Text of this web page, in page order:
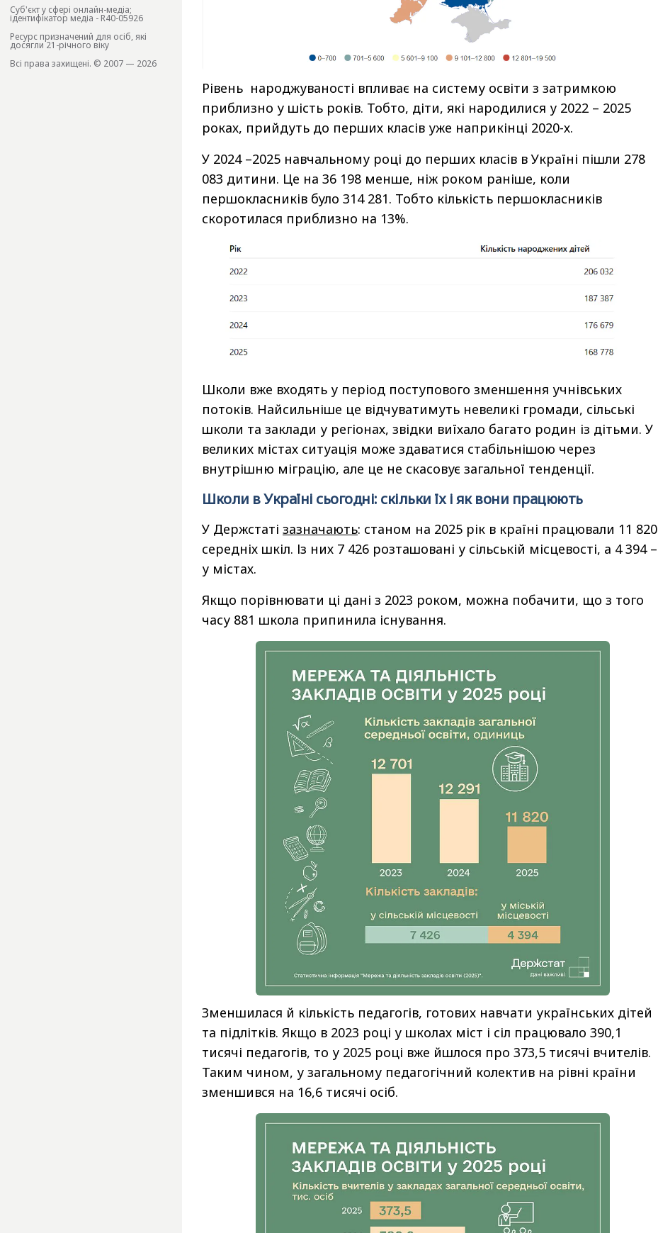
Cуб'єкт у сфері онлайн-медіа;
ідентифікатор медіа - R40-05926
Ресурс призначений для осіб, які
досягли 21-річного віку
Всі права захищені. © 2007 — 2026
Рівень народжуваності впливає на систему освіти з затримкою
приблизно у шість років. Тобто, діти, які народилися у 2022 – 2025
роках, прийдуть до перших класів уже наприкінці 2020-х.
У 2024 –2025 навчальному році до перших класів в Україні пішли 278
083 дитини. Це на 36 198 менше, ніж роком раніше, коли
першокласників було 314 281. Тобто кількість першокласників
скоротилася приблизно на 13%.
Школи вже входять у період поступового зменшення учнівських
потоків. Найсильніше це відчуватимуть невеликі громади, сільські
школи та заклади у регіонах, звідки виїхало багато родин із дітьми. У
великих містах ситуація може здаватися стабільнішою через
внутрішню міграцію, але це не скасовує загальної тенденції.
Школи в Україні сьогодні: скільки їх і як вони працюють
У Держстаті зазначають: станом на 2025 рік в країні працювали 11 820
середніх шкіл. Із них 7 426 розташовані у сільській місцевості, а 4 394 –
у містах.
Якщо порівнювати ці дані з 2023 роком, можна побачити, що з того
часу 881 школа припинила існування.
Зменшилася й кількість педагогів, готових навчати українських дітей
та підлітків. Якщо в 2023 році у школах міст і сіл працювало 390,1
тисячі педагогів, то у 2025 році вже йшлося про 373,5 тисячі вчителів.
Таким чином, у загальному педагогічний колектив на рівні країни
зменшився на 16,6 тисячі осіб.